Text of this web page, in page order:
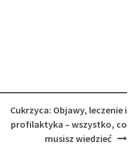
Cukrzyca: Objawy, leczenie i
profilaktyka – wszystko, co
musisz wiedzieć